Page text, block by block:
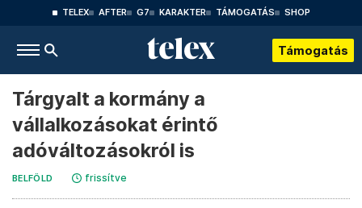
TELEX AFTER G7 KARAKTER TÁMOGATÁS SHOP
Támogatás
Tárgyalt a kormány a
vállalkozásokat érintő
adóváltozásokról is
BELFÖLD frissítve